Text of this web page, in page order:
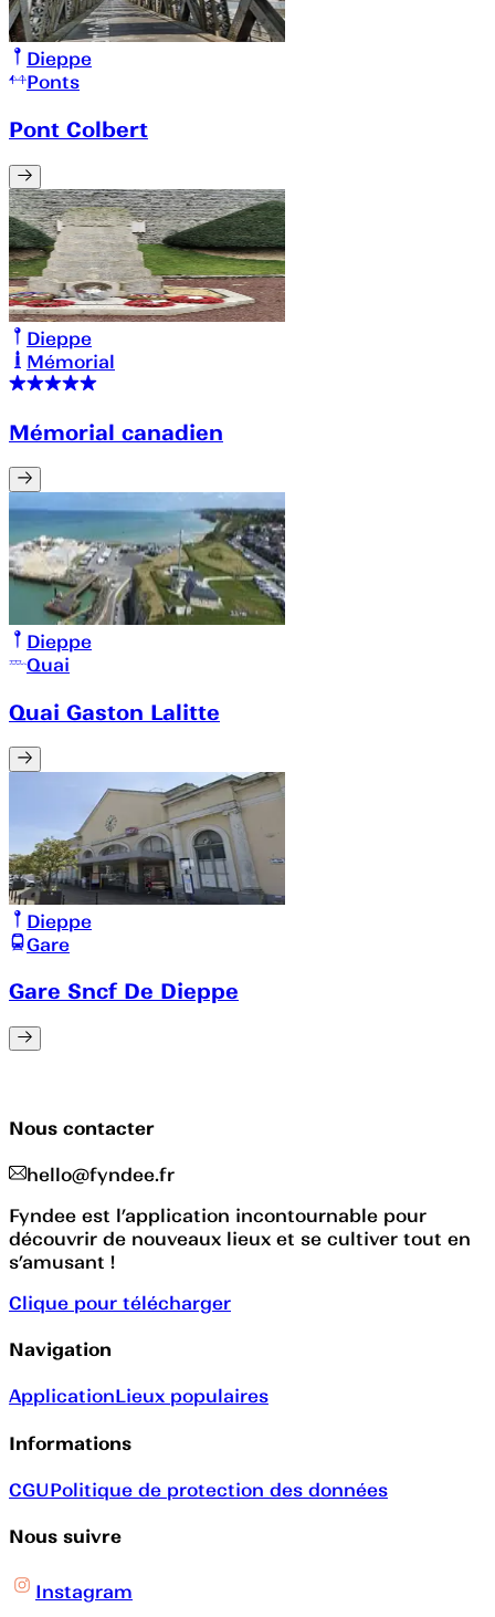
Dieppe
Ponts
Pont Colbert
Dieppe
Mémorial
Mémorial canadien
Dieppe
Quai
Quai Gaston Lalitte
Dieppe
Gare
Gare Sncf De Dieppe
Nous contacter
hello@fyndee.fr
Fyndee est l’application incontournable pour
découvrir de nouveaux lieux et se cultiver tout en
s’amusant !
Clique pour télécharger
Navigation
ApplicationLieux populaires
Informations
CGUPolitique de protection des données
Nous suivre
Instagram